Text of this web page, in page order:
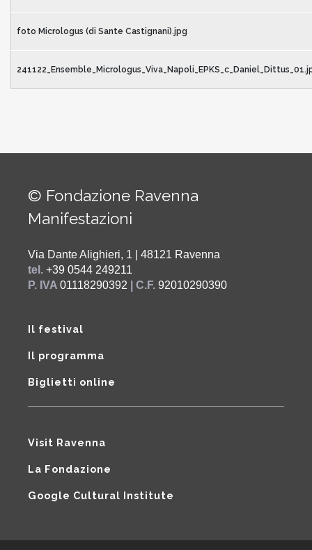
foto Micrologus (di Sante Castignani).jpg
© Fondazione Ravenna
Manifestazioni
Via Dante Alighieri, 1 | 48121 Ravenna
tel. +39 0544 249211
P. IVA 01118290392 | C.F. 92010290390
Il festival
Il programma
Biglietti online
Visit Ravenna
La Fondazione
Google Cultural Institute